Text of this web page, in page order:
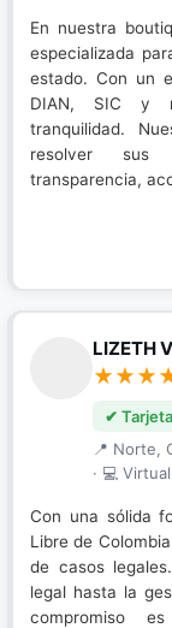
En nuestra
especializada
estado. Con un
DIAN, SIC y
tranquilidad.
resolver sus
transparencia,
LIZETH
✔
📍 Norte,
· 💻 Virtual
Con una sólida
Libre de
de casos
legal hasta la
compromiso